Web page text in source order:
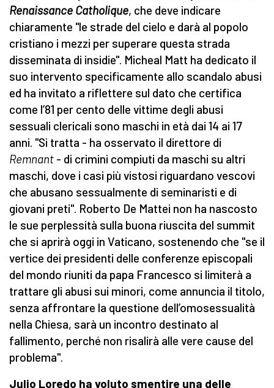
Renaissance Catholique, che deve indicare
chiaramente "le strade del cielo e darà al popolo
cristiano i mezzi per superare questa strada
disseminata di insidie". Micheal Matt ha dedicato il
suo intervento specificamente allo scandalo abusi
ed ha invitato a riflettere sul dato che certifica
come l’81 per cento delle vittime degli abusi
sessuali clericali sono maschi in età dai 14 ai 17
anni. "Si tratta - ha osservato il direttore di
Remnant - di crimini compiuti da maschi su altri
maschi, dove i casi più vistosi riguardano vescovi
che abusano sessualmente di seminaristi e di
giovani preti". Roberto De Mattei non ha nascosto
le sue perplessità sulla buona riuscita del summit
che si aprirà oggi in Vaticano, sostenendo che "se il
vertice dei presidenti delle conferenze episcopali
del mondo riuniti da papa Francesco si limiterà a
trattare gli abusi sui minori, come annuncia il titolo,
senza affrontare la questione dell’omosessualità
nella Chiesa, sarà un incontro destinato al
fallimento, perché non risalirà alle vere cause del
problema".
Julio Loredo ha voluto smentire una delle